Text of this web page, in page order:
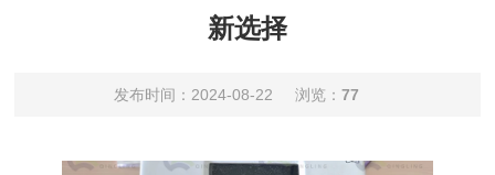
新选择
发布时间：2024-08-22 浏览： 77